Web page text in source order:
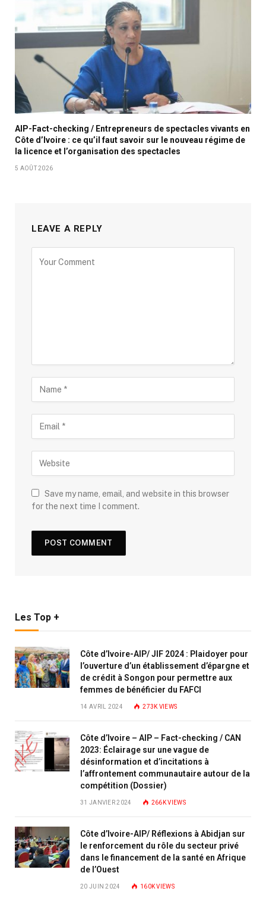
AIP-Fact-checking / Entrepreneurs de spectacles vivants en
Côte d’Ivoire : ce qu’il faut savoir sur le nouveau régime de
la licence et l’organisation des spectacles
5 AOÛT 2026
LEAVE A REPLY
Save my name, email, and website in this browser
for the next time I comment.
Les Top +
Côte d’Ivoire-AIP/ JIF 2024 : Plaidoyer pour
l’ouverture d’un établissement d’épargne et
de crédit à Songon pour permettre aux
femmes de bénéficier du FAFCI
14 AVRIL 2024 273K VIEWS
Côte d’Ivoire – AIP – Fact-checking / CAN
2023: Éclairage sur une vague de
désinformation et d’incitations à
l’affrontement communautaire autour de la
compétition (Dossier)
31 JANVIER 2024 266KVIEWS
Côte d’Ivoire-AIP/ Réflexions à Abidjan sur
le renforcement du rôle du secteur privé
dans le financement de la santé en Afrique
de l’Ouest
20 JUIN 2024 160KVIEWS